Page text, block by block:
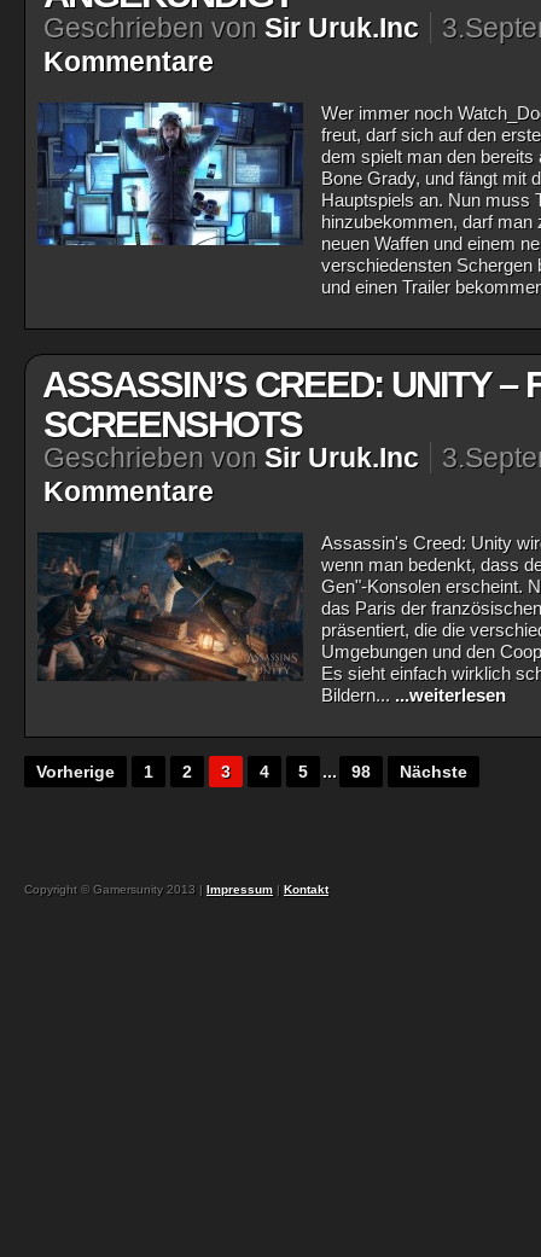
Geschrieben von Sir Uruk.Inc
Kommentare
Wer immer noch
freut, darf sich auf den
dem spielt man den
Bone Grady, und fängt mit
Hauptspiels an. Nun muss
hinzubekommen, darf man
neuen Waffen und einem
verschiedensten Schergen
und einen Trailer
ASSASSIN’S CREED: UNITY –
SCREENSHOTS
Geschrieben von Sir Uruk.Inc
Kommentare
Assassin's Creed: Unity
wenn man bedenkt, dass
Gen"-Konsolen erscheint.
das Paris der
präsentiert, die die
Umgebungen und den
Es sieht einfach wirklich
Bildern... ...weiterlesen
Vorherige 1 2 3 4 5 ... 98 Nächste
Copyright © Gamersunity 2013 | Impressum | Kontakt